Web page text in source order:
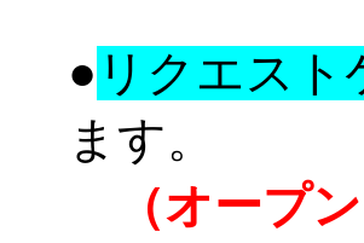
● リクエスト
ます。
（オープ